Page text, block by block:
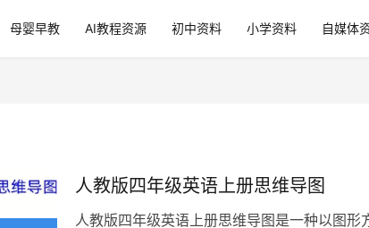
母婴早教 AI教程资源 初中资料 小学资料 自媒体
人教版四年级英语上册思维导图
人教版四年级英语上册思维导图是一种以图形